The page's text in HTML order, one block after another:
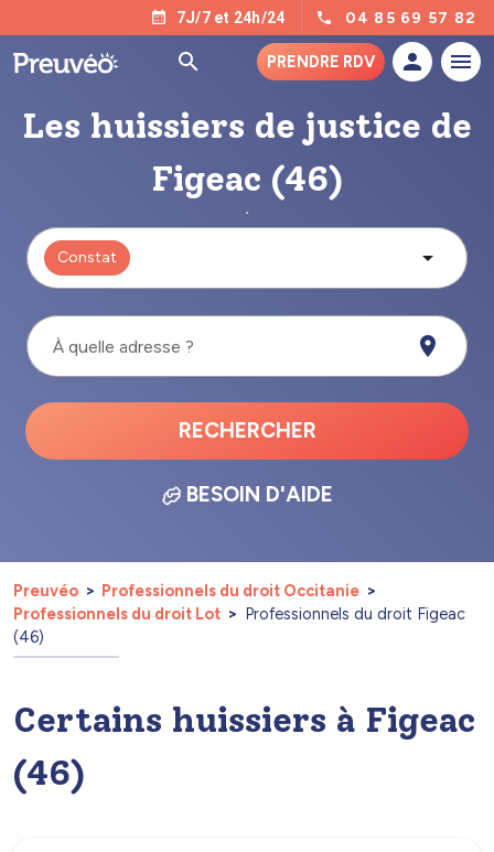
7J/7 et 24h/24 04 85 69 57 82
PRENDRE RDV
Les huissiers de justice de
Figeac (46)
Constat
À quelle adresse ?
RECHERCHER
BESOIN D'AIDE
Preuvéo
Professionnels du droit Occitanie
Professionnels du droit Lot
Professionnels du droit Figeac
(46)
Certains huissiers à Figeac
(46)